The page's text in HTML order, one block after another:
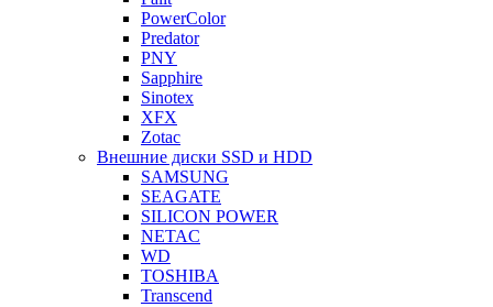
PowerColor
Predator
PNY
Sapphire
Sinotex
XFX
Zotac
Внешние диски SSD и HDD
SAMSUNG
SEAGATE
SILICON POWER
NETAC
WD
TOSHIBA
Transcend